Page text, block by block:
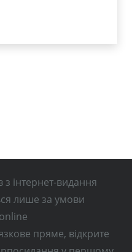
інтернет-видання
лише за умови
пряме, відкрите